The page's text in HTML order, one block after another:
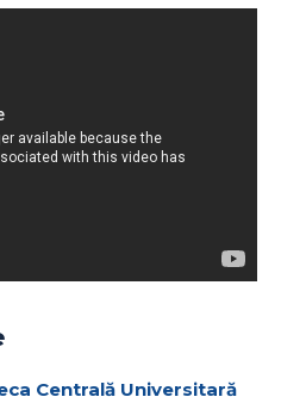
Centrală Universitară